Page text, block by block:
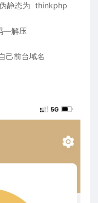
静态为 thinkphp
—解压
己前台域名